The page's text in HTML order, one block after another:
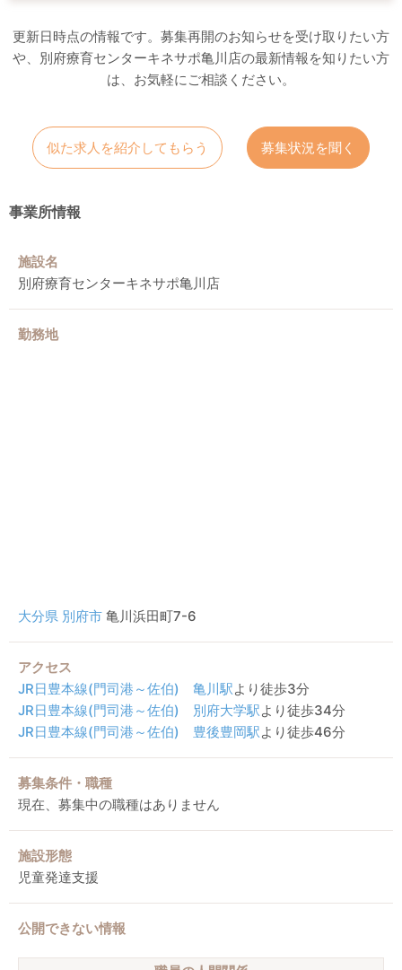
更新日時点の情報です。募集再開のお知らせを受け取りたい方
や、別府療育センターキネサポ亀川店の最新情報を知りたい方
は、お気軽にご相談ください。
似た求人を紹介してもらう 募集状況を聞く
事業所情報
施設名
別府療育センターキネサポ亀川店
勤務地
大分県 別府市 亀川浜田町7-6
アクセス
JR日豊本線(門司港～佐伯)
亀川駅より徒歩3分
JR日豊本線(門司港～佐伯)
別府大学駅より徒歩34分
JR日豊本線(門司港～佐伯)
豊後豊岡駅より徒歩46分
募集条件・職種
現在、募集中の職種はありません
施設形態
児童発達支援
公開できない情報